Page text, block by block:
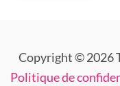
Copyright © 2026
Politique de